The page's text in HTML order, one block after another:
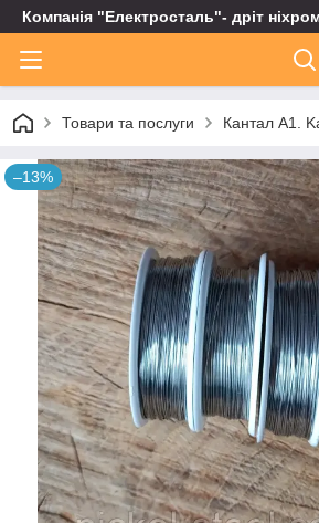
Компанія "Електросталь"- дріт
Товари та послуги Кантал А1.
–13%